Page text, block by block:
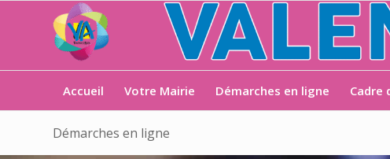
Accueil Votre Mairie Démarches en ligne Cadre
Démarches en ligne